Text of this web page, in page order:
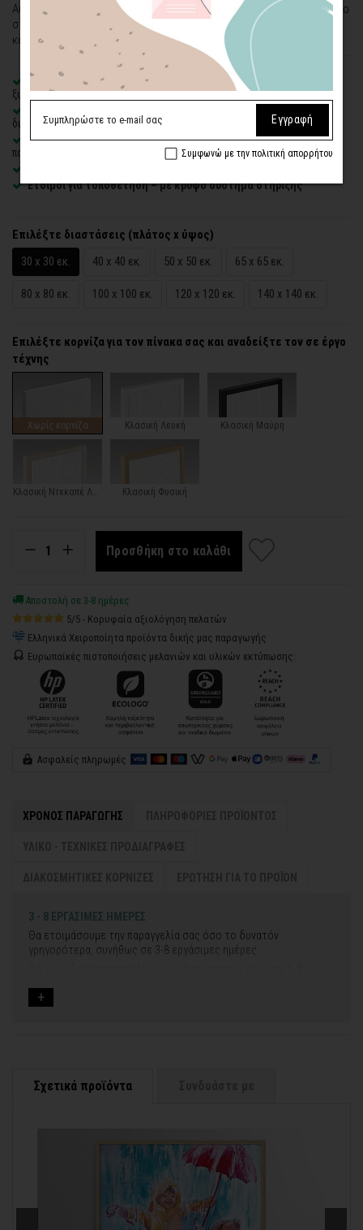
Αυτός ο σκύλος με τα ροζ γυαλιά και το λουλούδι, έχει ένα ιδιαίτερο
στυλ. Αν αυτό είναι που ζητάτε κι εσείς για τον χώρο σας, έχετε
κάθε λόγο να επιλέξετε αυτόν τον πίνακα!
100% πιστοποιημένος βαμβακερός καμβάςσε τελάρο φυσικής
ξυλείας
διαλύτες και οσμές
Δυνατότητα προσθήκηςξύλινης διακοσμητικής κορνίζαςμε
πολλές επιλογές
Έτοιμοι για τοποθέτηση – με κρυφό σύστημα στήριξης
Επιλέξτε διαστάσεις (πλάτος x ύψος)
30 x 30 εκ.
40 x 40 εκ. 50 x 50 εκ. 65 x 65 εκ.
80 x 80 εκ. 100 x 100 εκ. 120 x 120 εκ. 140 x 140 εκ.
Επιλέξτε κορνίζα για τον πίνακα σας και αναδείξτε τον σε έργο
τέχνης
Χωρίς κορνίζα Κλασική Λευκή Κλασική Μαύρη
Κλασική Φυσική
Προσθήκη στο καλάθι
Αποστολή σε 3-8 ημέρες
5/5 - Κορυφαία αξιολόγηση πελατών
Ελληνικά Χειροποίητα προϊόντα δικής μας παραγωγής
Ευρωπαϊκές πιστοποιήσεις μελανιών και υλικών εκτύπωσης:
Ασφαλείς πληρωμές
ΧΡΟΝΟΣ ΠΑΡΑΓΩΓΗΣ
3 - 8 ΕΡΓΑΣΙΜΕΣ ΗΜΕΡΕΣ
Θα ετοιμάσουμε την παραγγελία σας όσο το δυνατόν
γρηγορότερα, συνήθως σε 3-8 εργάσιμες ημέρες.
Εφόσον επιλέξετε να προσθέσετε και διακοσμητική κορνίζα
λίγος περισσότερος χρόνος για να παραδοθεί.
Μπορείτε πάντα να επικοινωνείτε μαζί μας για περισσότερες
info@thinkart.gr
Σχετικά προϊόντα
Εγγραφή
Συμφωνώ με την πολιτική απορρήτου